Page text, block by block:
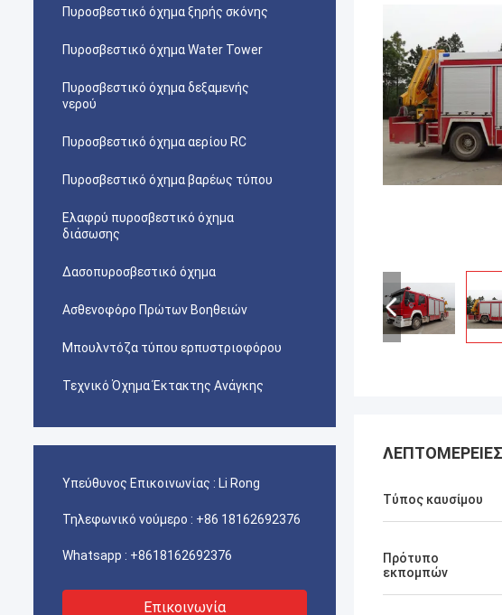
Πυροσβεστικό όχημα ξηρής σκόνης
Πυροσβεστικό όχημα Water Tower
Πυροσβεστικό όχημα δεξαμενής
νερού
Πυροσβεστικό όχημα αερίου RC
Πυροσβεστικό όχημα βαρέως τύπου
Ελαφρύ πυροσβεστικό όχημα
διάσωσης
Δασοπυροσβεστικό όχημα
Ασθενοφόρο Πρώτων Βοηθειών
Μπουλντόζα τύπου ερπυστριοφόρου
Τεχνικό Όχημα Έκτακτης Ανάγκης
Υπεύθυνος Επικοινωνίας : Li Rong
Τηλεφωνικό νούμερο : +86 18162692376
Whatsapp : +8618162692376
Επικοινωνία
ΛΕΠΤΟΜΈΡΕΙΕΣ
Τύπος καυσίμου
Πρότυπο
εκπομπών